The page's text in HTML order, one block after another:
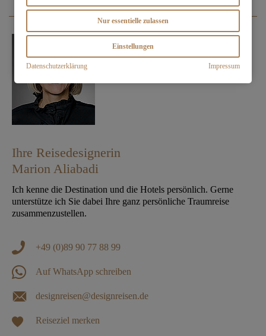
Ihre Reisedesignerin
Marion Aliabadi
Ich kenne die Destination und die Hotels persönlich. Gerne
unterstütze ich Sie dabei Ihre ganz persönliche Traumreise
zusammenzustellen.
+49 (0)89 90 77 88 99
Auf WhatsApp schreiben
designreisen@designreisen.de
Reiseziel merken
Nur essentielle zulassen
Einstellungen
Datenschutzerklärung Impressum